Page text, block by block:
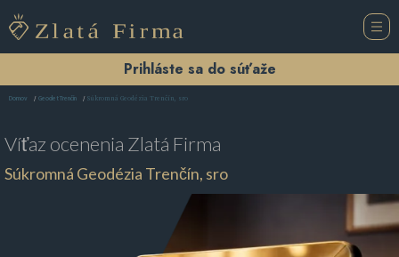
Prihláste sa do súťaže
Domov Geodet Trenčín Súkromná Geodézia Trenčín, sro
Víťaz ocenenia Zlatá Firma
Súkromná Geodézia Trenčín, sro